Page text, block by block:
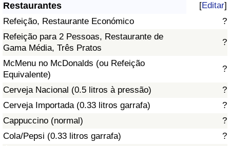
Restaurantes [Editar]
Refeição, Restaurante Económico
?
Refeição para 2 Pessoas, Restaurante de
Gama Média, Três Pratos
?
McMenu no McDonalds (ou Refeição
Equivalente)
?
Cerveja Nacional (0.5 litros à pressão)
?
Cerveja Importada (0.33 litros garrafa)
?
Cappuccino (normal)
?
Cola/Pepsi (0.33 litros garrafa)
?
Indicador de Custo de Vida
Indicador de Custo de Vida Por País
em Aqaba
Indicador de Preços de Imóveis
Indicador de Preços de Imóveis por País
Indicador de Qualidade de Vida (Atual)
Índice de qualidade de vida por país
Crime
Taxa do Indicador de Crime (Atual)
Indicador de Crime